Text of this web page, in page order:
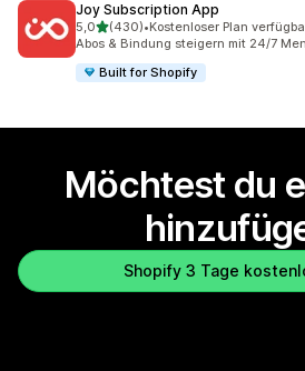
Joy Subscription App
5,0von 5 Sternen
(430)
430 Rezensionen insgesamt
•Kostenloser Plan
Abos & Bindung steigern mit 24/7
Built for Shopify
Möchtest du
Shopify 3 Tage